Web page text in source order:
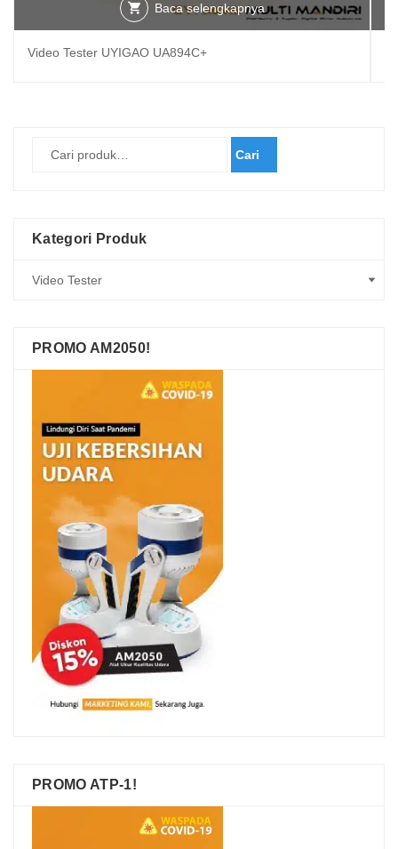
Baca selengkapnya
Video Tester UYIGAO UA894C+
Cari
Kategori Produk
PROMO AM2050!
PROMO ATP-1!